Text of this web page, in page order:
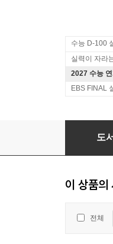
수능 D-100
실력이 자라
2027 수능
EBS FINAL
밥 먹듯이
도
이 상품의
전체